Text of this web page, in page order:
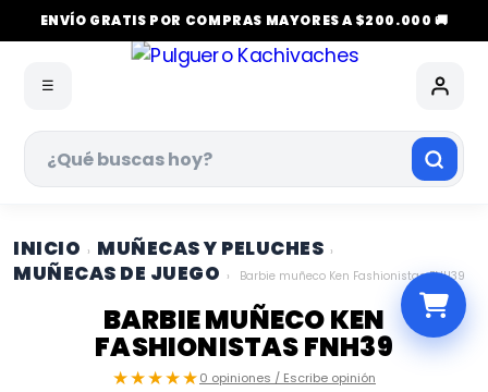
ENVÍO GRATIS POR COMPRAS MAYORES A $200.000 🚚
☰
INICIO › MUÑECAS Y PELUCHES ›
MUÑECAS DE JUEGO › Barbie muñeco Ken Fashionistas FNH39
BARBIE MUÑECO KEN
FASHIONISTAS FNH39
★★★★★0 opiniones / Escribe opinión